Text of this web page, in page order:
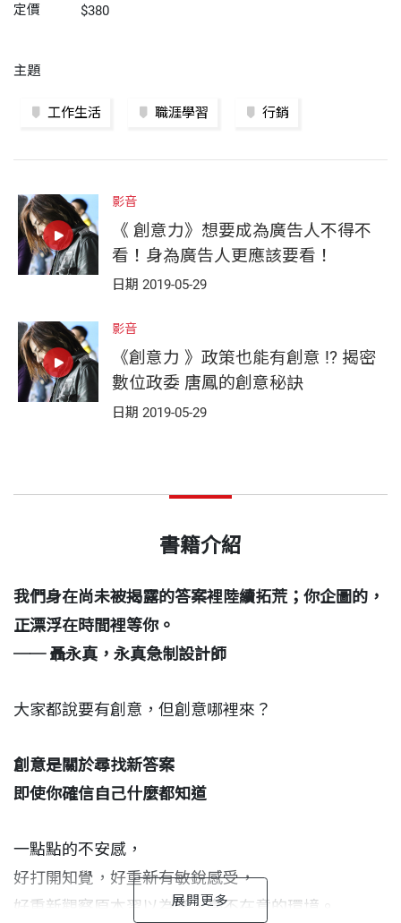
定價 $380
主題
工作生活 職涯學習 行銷
影音
《 創意力》想要成為廣告人不得不
看！身為廣告人更應該要看！
日期 2019-05-29
影音
《創意力 》政策也能有創意 !? 揭密
數位政委 唐鳳的創意秘訣
日期 2019-05-29
書籍介紹
我們身在尚未被揭露的答案裡陸續拓荒；你企圖的，
正漂浮在時間裡等你。
── 聶永真，永真急制設計師
大家都說要有創意，但創意哪裡來？
創意是關於尋找新答案
即使你確信自己什麼都知道
一點點的不安感，
好打開知覺，好重新有敏銳感受，
好重新觀察原本習以為常、毫不在意的環境。